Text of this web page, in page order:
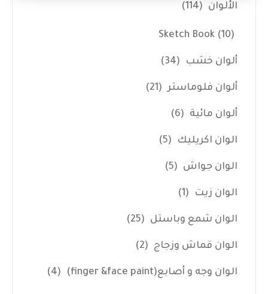
الألوان (114)
Sketch Book (10)
ألوان خشب (34)
ألوان فلوماستر (21)
ألوان مائية (6)
الوان اكريليك (5)
الوان جواش (5)
الوان زيت (1)
الوان شمع وباستل (25)
الوان قماش وزجاج (2)
الوان وجه و أصابع(finger &face paint) (4)